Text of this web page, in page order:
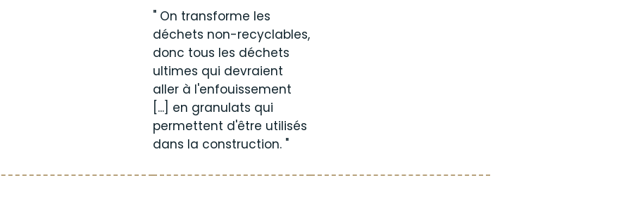
" On transforme les
déchets non-recyclables,
donc tous les déchets
ultimes qui devraient
aller à l'enfouissement
[...] en granulats qui
permettent d'être utilisés
dans la construction. "